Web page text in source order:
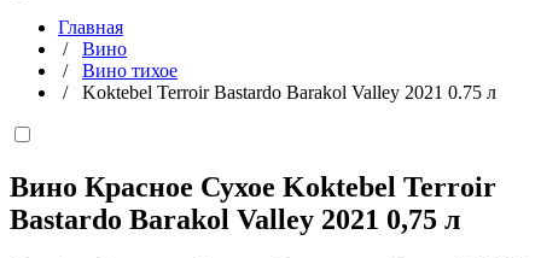
Главная
/ Вино
/ Вино тихое
/ Koktebel Terroir Bastardo Barakol Valley 2021 0.75 л
Вино Красное Сухое Koktebel Terroir
Bastardo Barakol Valley 2021 0,75 л